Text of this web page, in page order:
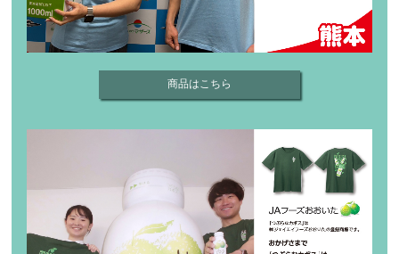
商品はこちら